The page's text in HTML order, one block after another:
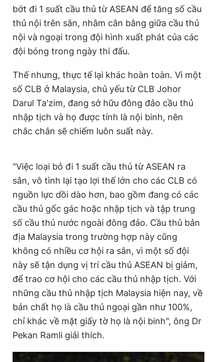
bớt đi 1 suất cầu thủ từ ASEAN để tăng số cầu
thủ nội trên sân, nhằm cân bằng giữa cầu thủ
nội và ngoại trong đội hình xuất phát của các
đội bóng trong ngày thi đấu.
Thế nhưng, thực tế lại khác hoàn toàn. Vì một
số CLB ở Malaysia, chủ yếu từ CLB Johor
Darul Ta'zim, đang sở hữu đông đảo cầu thủ
nhập tịch và họ được tính là nội binh, nên
chắc chắn sẽ chiếm luôn suất này.
"Việc loại bỏ đi 1 suất cầu thủ từ ASEAN ra
sân, vô tình lại tạo lợi thế lớn cho các CLB có
nguồn lực dồi dào hơn, bao gồm đang có các
cầu thủ gốc gác hoặc nhập tịch và tập trung
số cầu thủ nước ngoài đông đảo. Cầu thủ bản
địa Malaysia trong trường hợp này cũng
không có nhiều cơ hội ra sân, vì một số đội
này sẽ tận dụng vị trí cầu thủ ASEAN bị giảm,
để trao cơ hội cho các cầu thủ nhập tịch. Với
những cầu thủ nhập tịch Malaysia hiện nay, về
bản chất họ là cầu thủ ngoại gần như 100%,
chỉ khác về mặt giấy tờ họ là nội binh", ông Dr
Pekan Ramli giải thích.